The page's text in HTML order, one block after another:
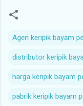
Agen keripik bayam
distributor keripik
harga keripik bayam
pabrik keripik bayam